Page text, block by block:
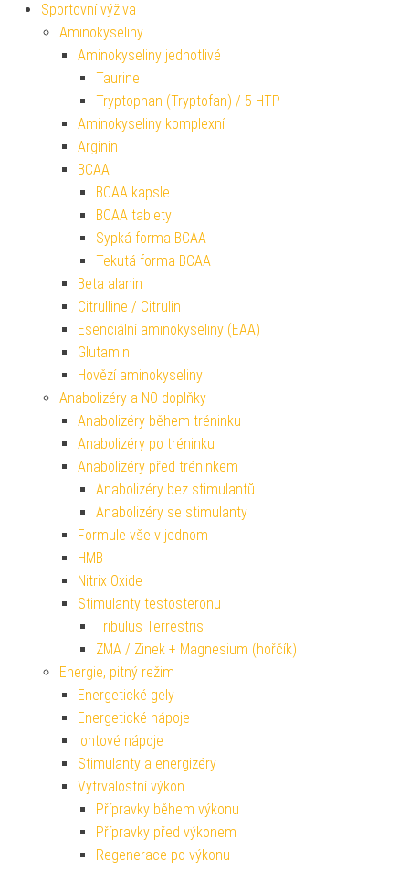
Sportovní výživa
Aminokyseliny
Aminokyseliny jednotlivé
Taurine
Tryptophan (Tryptofan) / 5-HTP
Aminokyseliny komplexní
Arginin
BCAA
BCAA kapsle
BCAA tablety
Sypká forma BCAA
Tekutá forma BCAA
Beta alanin
Citrulline / Citrulin
Esenciální aminokyseliny (EAA)
Glutamin
Hovězí aminokyseliny
Anabolizéry a NO doplňky
Anabolizéry během tréninku
Anabolizéry po tréninku
Anabolizéry před tréninkem
Anabolizéry bez stimulantů
Anabolizéry se stimulanty
Formule vše v jednom
HMB
Nitrix Oxide
Stimulanty testosteronu
Tribulus Terrestris
ZMA / Zinek + Magnesium (hořčík)
Energie, pitný režim
Energetické gely
Energetické nápoje
Iontové nápoje
Stimulanty a energizéry
Vytrvalostní výkon
Přípravky během výkonu
Přípravky před výkonem
Regenerace po výkonu